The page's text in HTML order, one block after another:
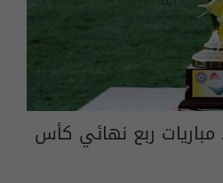
مباريات ربع نهائي كأس